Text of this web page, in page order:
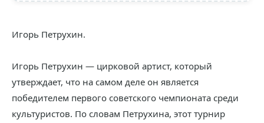
Игорь Петрухин.
Игорь Петрухин — цирковой артист, который
утверждает, что на самом деле он является
победителем первого советского чемпионата среди
культуристов. По словам Петрухина, этот турнир